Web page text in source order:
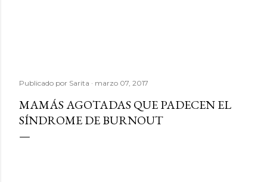
Publicado por Sarita marzo 07, 2017
MAMÁS AGOTADAS QUE PADECEN EL
SÍNDROME DE BURNOUT